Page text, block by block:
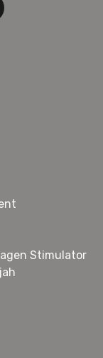
Stimulator